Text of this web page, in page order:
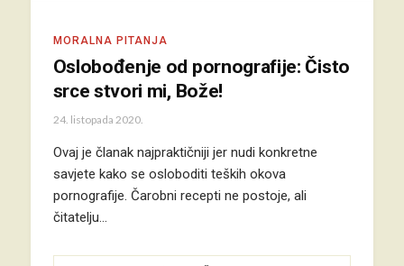
MORALNA PITANJA
Oslobođenje od pornografije: Čisto
srce stvori mi, Bože!
24. listopada 2020.
Ovaj je članak najpraktičniji jer nudi konkretne
savjete kako se osloboditi teških okova
pornografije. Čarobni recepti ne postoje, ali
čitatelju…